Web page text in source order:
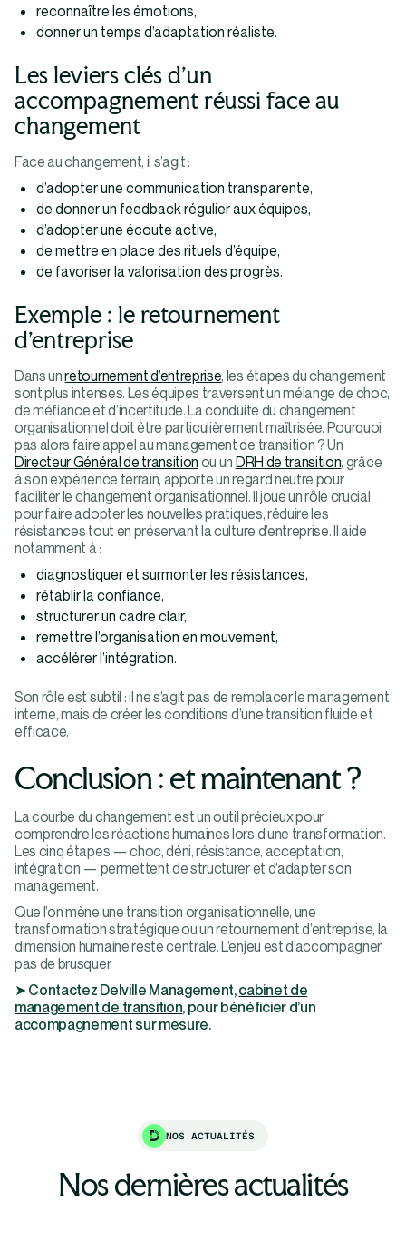
reconnaître les émotions,
donner un temps d’adaptation réaliste.
Les leviers clés d’un
accompagnement réussi face au
changement
Face au changement, il s’agit :
d’adopter une communication transparente,
de donner un feedback régulier aux équipes,
d’adopter une écoute active,
de mettre en place des rituels d’équipe,
de favoriser la valorisation des progrès.
Exemple : le retournement
d’entreprise
Dans unretournement d’entreprise, les étapes du changement
sont plus intenses. Les équipes traversent un mélange de choc,
de méfiance et d’incertitude. La conduite du changement
organisationnel doit être particulièrement maîtrisée. Pourquoi
pas alors faire appel au management de transition ? Un
Directeur Général de transition ou un DRH de transition, grâce
à son expérience terrain, apporte un regard neutre pour
faciliter le changement organisationnel. Il joue un rôle crucial
pour faire adopter les nouvelles pratiques, réduire les
résistances tout en préservant la culture d’entreprise. Il aide
notamment à :
diagnostiquer et surmonter les résistances,
rétablir la confiance,
structurer un cadre clair,
remettre l’organisation en mouvement,
accélérer l’intégration.
Son rôle est subtil : il ne s’agit pas de remplacer le management
interne, mais de créer les conditions d’une transition fluide et
efficace.
Conclusion : et maintenant ?
La courbe du changement est un outil précieux pour
comprendre les réactions humaines lors d’une transformation.
Les cinq étapes — choc, déni, résistance, acceptation,
intégration — permettent de structurer et d’adapter son
management.
Que l’on mène une transition organisationnelle, une
transformation stratégique ou un retournement d’entreprise, la
dimension humaine reste centrale. L’enjeu est d’accompagner,
pas de brusquer.
➤ Contactez Delville Management,cabinet de
management de transition, pour bénéficier d’un
accompagnement sur mesure.
NOS ACTUALITÉS
Nos dernières actualités